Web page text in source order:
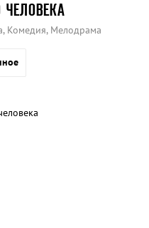
ЧЕЛОВЕКА
Комедия, Мелодрама